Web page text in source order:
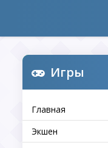
Игры
Главная
Экшен